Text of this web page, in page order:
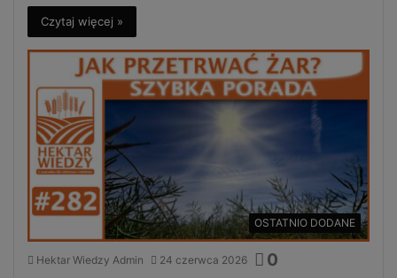
Czytaj więcej »
OSTATNIO DODANE
Hektar Wiedzy Admin 24 czerwca 2026 0